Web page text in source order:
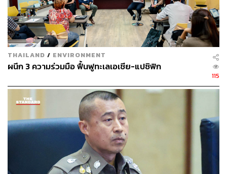
THAILAND / ENVIRONMENT
ผนึก 3 ความร่วมมือ ฟื้นฟูทะเลเอเชีย-แปซิฟิก
115